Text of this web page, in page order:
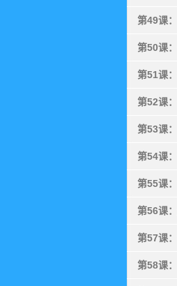
第49课：
第50课：
第51课：
第52课：
第53课：
第54课：
第55课：
第56课：
第57课：
第58课：